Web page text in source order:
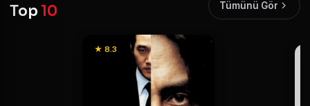
Top 10 Tümünü Gör
★ 8.3